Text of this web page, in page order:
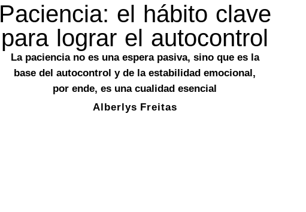
Paciencia: el hábito clave
para lograr el autocontrol
La paciencia no es una espera pasiva, sino que es la
base del autocontrol y de la estabilidad emocional,
por ende, es una cualidad esencial
Alberlys Freitas